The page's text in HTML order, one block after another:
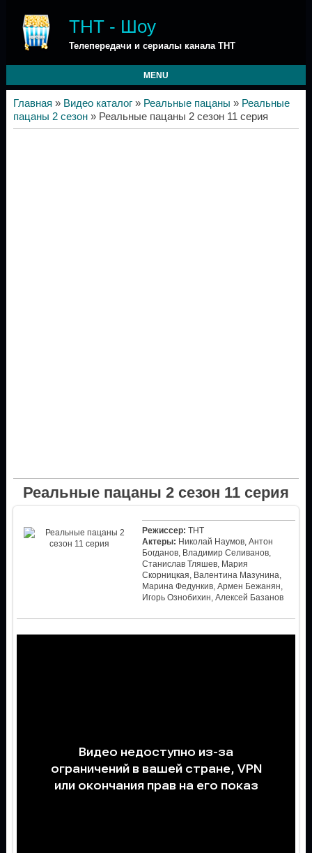
ТНТ - Шоу
Телепередачи и сериалы канала ТНТ
MENU
Главная » Видео каталог» Реальные пацаны » Реальные
пацаны 2 сезон» Реальные пацаны 2 сезон 11 серия
Реальные пацаны 2 сезон 11 серия
Режиссер: ТНТ
Актеры: Николай Наумов, Антон
Богданов, Владимир Селиванов,
Станислав Тляшев, Мария
Скорницкая, Валентина Мазунина,
Марина Федункив, Армен Бежанян,
Игорь Ознобихин, Алексей Базанов